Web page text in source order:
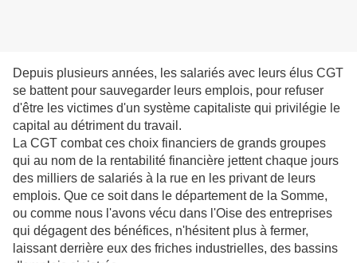
Depuis plusieurs années, les salariés avec leurs élus CGT
se battent pour sauvegarder leurs emplois, pour refuser
d'être les victimes d'un système capitaliste qui privilégie le
capital au détriment du travail.
La CGT combat ces choix financiers de grands groupes
qui au nom de la rentabilité financière jettent chaque jours
des milliers de salariés à la rue en les privant de leurs
emplois. Que ce soit dans le département de la Somme,
ou comme nous l'avons vécu dans l'Oise des entreprises
qui dégagent des bénéfices, n'hésitent plus à fermer,
laissant derrière eux des friches industrielles, des bassins